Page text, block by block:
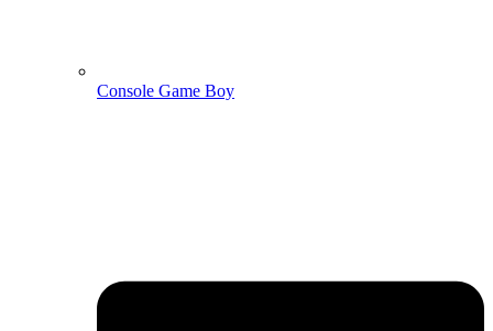
Console Game Boy